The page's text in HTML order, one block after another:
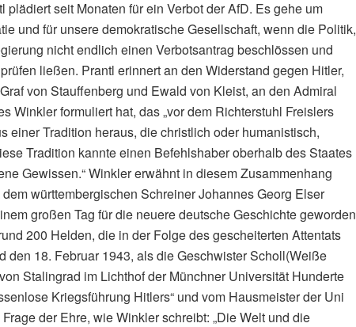
seit Monaten für ein Verbot der AfD. Es gehe um
und für unsere demokratische Gesellschaft, wenn die Politik,
nicht endlich einen Verbotsantrag beschlössen und
ließen. Prantl erinnert an den Widerstand gegen Hitler,
von Stauffenberg und Ewald von Kleist, an den Admiral
Winkler formuliert hat, das „vor dem Richterstuhl Freislers
einer Tradition heraus, die christlich oder humanistisch,
Tradition kannte einen Befehlshaber oberhalb des Staates
Gewissen.“ Winkler erwähnt in diesem Zusammenhang
württembergischen Schreiner Johannes Georg Elser
großen Tag für die neuere deutsche Geschichte geworden
200 Helden, die in der Folge des gescheiterten Attentats
den 18. Februar 1943, als die Geschwister Scholl(Weiße
Stalingrad im Lichthof der Münchner Universität Hunderte
Kriegsführung Hitlers“ und vom Hausmeister der Uni
der Ehre, wie Winkler schreibt: „Die Welt und die